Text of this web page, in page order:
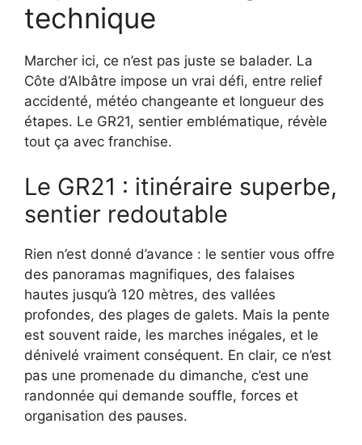
technique
Marcher ici, ce n’est pas juste se balader. La
Côte d’Albâtre impose un vrai défi, entre relief
accidenté, météo changeante et longueur des
étapes. Le GR21, sentier emblématique, révèle
tout ça avec franchise.
Le GR21 : itinéraire superbe,
sentier redoutable
Rien n’est donné d’avance : le sentier vous offre
des panoramas magnifiques, des falaises
hautes jusqu’à 120 mètres, des vallées
profondes, des plages de galets. Mais la pente
est souvent raide, les marches inégales, et le
dénivelé vraiment conséquent. En clair, ce n’est
pas une promenade du dimanche, c’est une
randonnée qui demande souffle, forces et
organisation des pauses.